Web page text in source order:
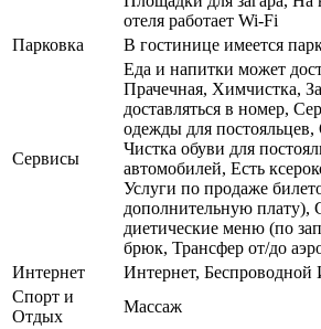
отеля работает Wi-Fi
Парковка
В гостинице имеется
Сервисы
Еда и напитки может
Прачечная, Химчистка,
доставляться в номер,
одежды для
Чистка обуви для
автомобилей, Есть
Услуги по продаже
дополнительную плату),
диетические меню (по
брюк, Трансфер от/до
Интернет
Интернет, Беспроводной
Спорт и
Отдых
Массаж